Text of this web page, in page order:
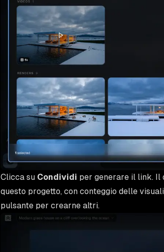
Clicca su Condividi per generare il link. Il
questo progetto, con conteggio delle
pulsante per crearne altri.